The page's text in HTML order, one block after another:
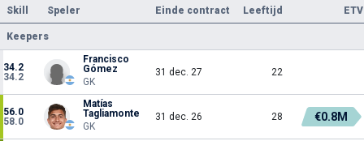
Skill Speler Einde contract Leeftijd ETV
Keepers
34.2
34.2
Francisco
Gómez
GK
31 dec. 27 22
56.0
58.0
Matías
Tagliamonte
GK
31 dec. 26 28 €0.8M